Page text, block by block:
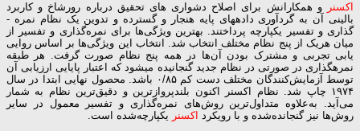
اکسنر
و همکارانش برای اصلاح دشواری­ های تحقیق درباره رورشاخ و کاربرد
بالینی آن به گردآوری داده­های پایه هنجار و گسترده و تدوین یک نظام نمره ­
گذاری و تفسیر یکپارچه پرداختند. بهترین ویژگی‌ها برای نمره‌گذاری و تفسیر از
میان هریک از پنج نظام مختلف انتخاب شد. انتخاب این ویژگی‌ها بر اساس روایی
یابی تجربی و مشترک بودن آن‌ها در همه پنج نظام صورت گرفت. هر طبقه
نمره­گذاری در صورتی در نظام جدید گنجانیده می­شود که اعتبار پایایی ارزیابی آن
توسط آزمایش‌کنندگان مختلف دست کم ۰/۸۵ باشد. محصول نهایی ابتدا در سال
۱۹۷۴ چاپ شد. نظام اکسنر اکنون بلندپروازترین و دقیق‌ترین نظام به شمار
می‌آید. به‌علاوه متداول‌ترین روش‌های نمره‌گذاری و تفسیر معمول در سایر
روش‌ها نیز گنجانده‌شده و با رویکرد اکسنر یکپارچه‌شده است.